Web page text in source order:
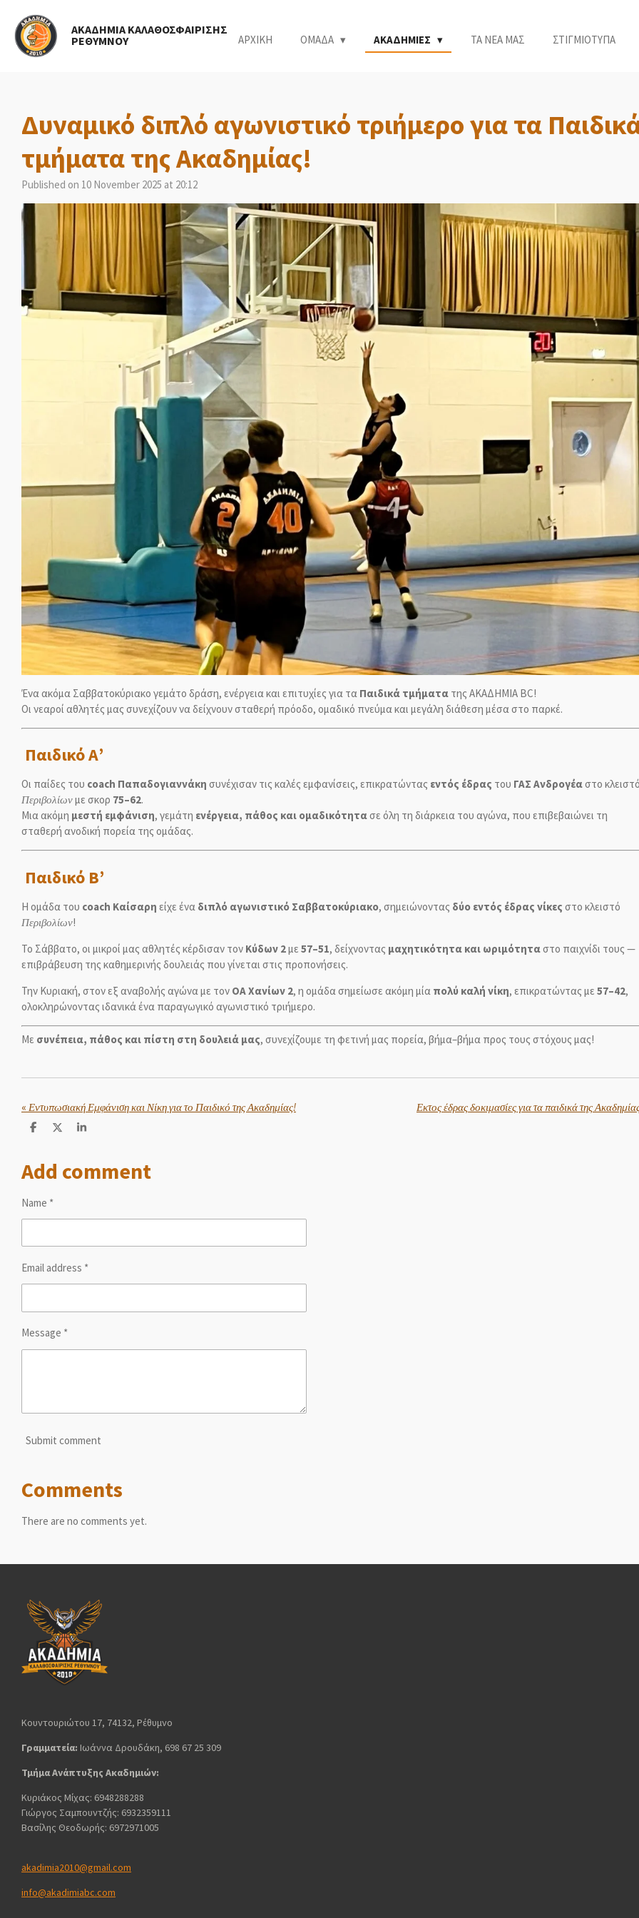
Skip
to
main
content
ΑΚΑΔΗΜΙΑ ΚΑΛΑΘΟΣΦΑΙΡΙΣΗΣ
ΡΕΘΥΜΝΟΥ
ΑΡΧΙΚΗ ΟΜΑΔΑ ΑΚΑΔΗΜΙΕΣ ΤΑ ΝΕΑ ΜΑΣ ΣΤΙΓΜΙΟΤΥΠΑ
Δυναμικό διπλό αγωνιστικό τριήμερο για τα
τμήματα της Ακαδημίας!
Published on 10 November 2025 at 20:12
Ένα ακόμα Σαββατοκύριακο γεμάτο δράση, ενέργεια και επιτυχίες για τα Παιδικά τμήματα της ΑΚΑΔΗΜΙΑ BC!
Οι νεαροί αθλητές μας συνεχίζουν να δείχνουν σταθερή πρόοδο, ομαδικό πνεύμα και μεγάλη διάθεση μέσα στο παρκέ.
Παιδικό Α’
Οι παίδες του coach Παπαδογιαννάκη συνέχισαν τις καλές εμφανίσεις, επικρατώντας εντός έδρας του ΓΑΣ Ανδρογέαστο
Περιβολίωνμε σκορ 75–62.
Μια ακόμη μεστή εμφάνιση, γεμάτη ενέργεια, πάθος και ομαδικότητασε όλη τη διάρκεια του αγώνα, που επιβεβαιώνει τη
σταθερή ανοδική πορεία της ομάδας.
Παιδικό Β’
Η ομάδα του coach Καίσαρη είχε ένα διπλό αγωνιστικό Σαββατοκύριακο, σημειώνοντας δύο εντός έδρας νίκες στο κλειστό
Περιβολίων!
Το Σάββατο, οι μικροί μας αθλητές κέρδισαν τον Κύδων 2με 57–51, δείχνοντας μαχητικότητα και ωριμότηταστο παιχνίδι τους —
επιβράβευση της καθημερινής δουλειάς που γίνεται στις προπονήσεις.
Την Κυριακή, στον εξ αναβολής αγώνα με τον ΟΑ Χανίων 2, η ομάδα σημείωσε ακόμη μία πολύ καλή νίκη, επικρατώντας με 57–42,
ολοκληρώνοντας ιδανικά ένα παραγωγικό αγωνιστικό τριήμερο.
Με συνέπεια, πάθος και πίστη στη δουλειά μας, συνεχίζουμε τη φετινή μας πορεία, βήμα–βήμα προς τους στόχους μας!
« Εντυπωσιακή Εμφάνιση και Νίκη για το Παιδικό της Ακαδημίας! Εκτος έδρας δοκιμασίες για τα παιδικά της
S
e
S
S
e
Add comment
Name *
Email address *
Message *
Submit comment
Comments
There are no comments yet.
Κουντουριώτου 17, 74132, Ρέθυμνο
Γραμματεία: Ιωάννα Δρουδάκη, 698 67 25 309
Τμήμα Ανάπτυξης Ακαδημιών:
Κυριάκος Μίχας: 6948288288
Γιώργος Σαμπουντζής: 6932359111
Βασίλης Θεοδωρής: 6972971005
akadimia2010@gmail.com
info@akadimiabc.com